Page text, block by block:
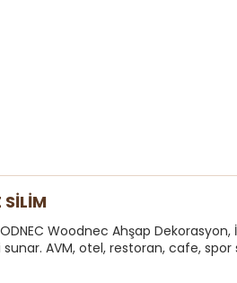
SİLİM
Woodnec Ahşap
AVM, otel, restoran, cafe, spor